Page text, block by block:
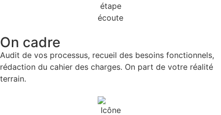
On cadre
Audit de vos processus, recueil des besoins fonctionnels,
rédaction du cahier des charges. On part de votre réalité
terrain.